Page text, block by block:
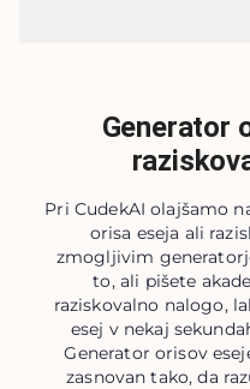
Generator
Pri CudekAI olajšamo
orisa eseja ali
zmogljivim
to, ali pišete
raziskovalno nalogo,
esej v nekaj
Generator orisov
zasnovan tako, da